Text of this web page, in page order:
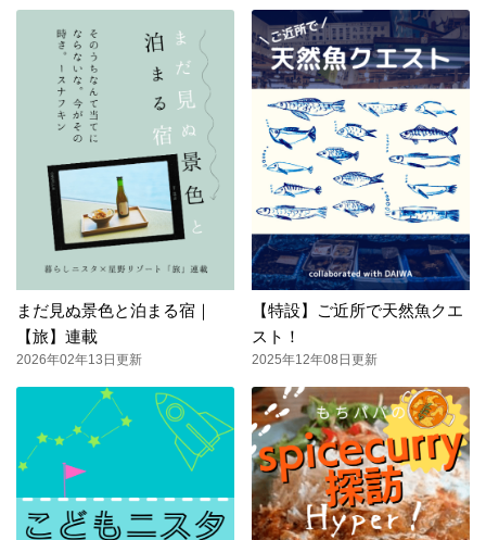
まだ見ぬ景色と泊まる宿｜
【旅】連載
2026年02年13日更新
【特設】ご近所で天然魚クエ
スト！
2025年12年08日更新